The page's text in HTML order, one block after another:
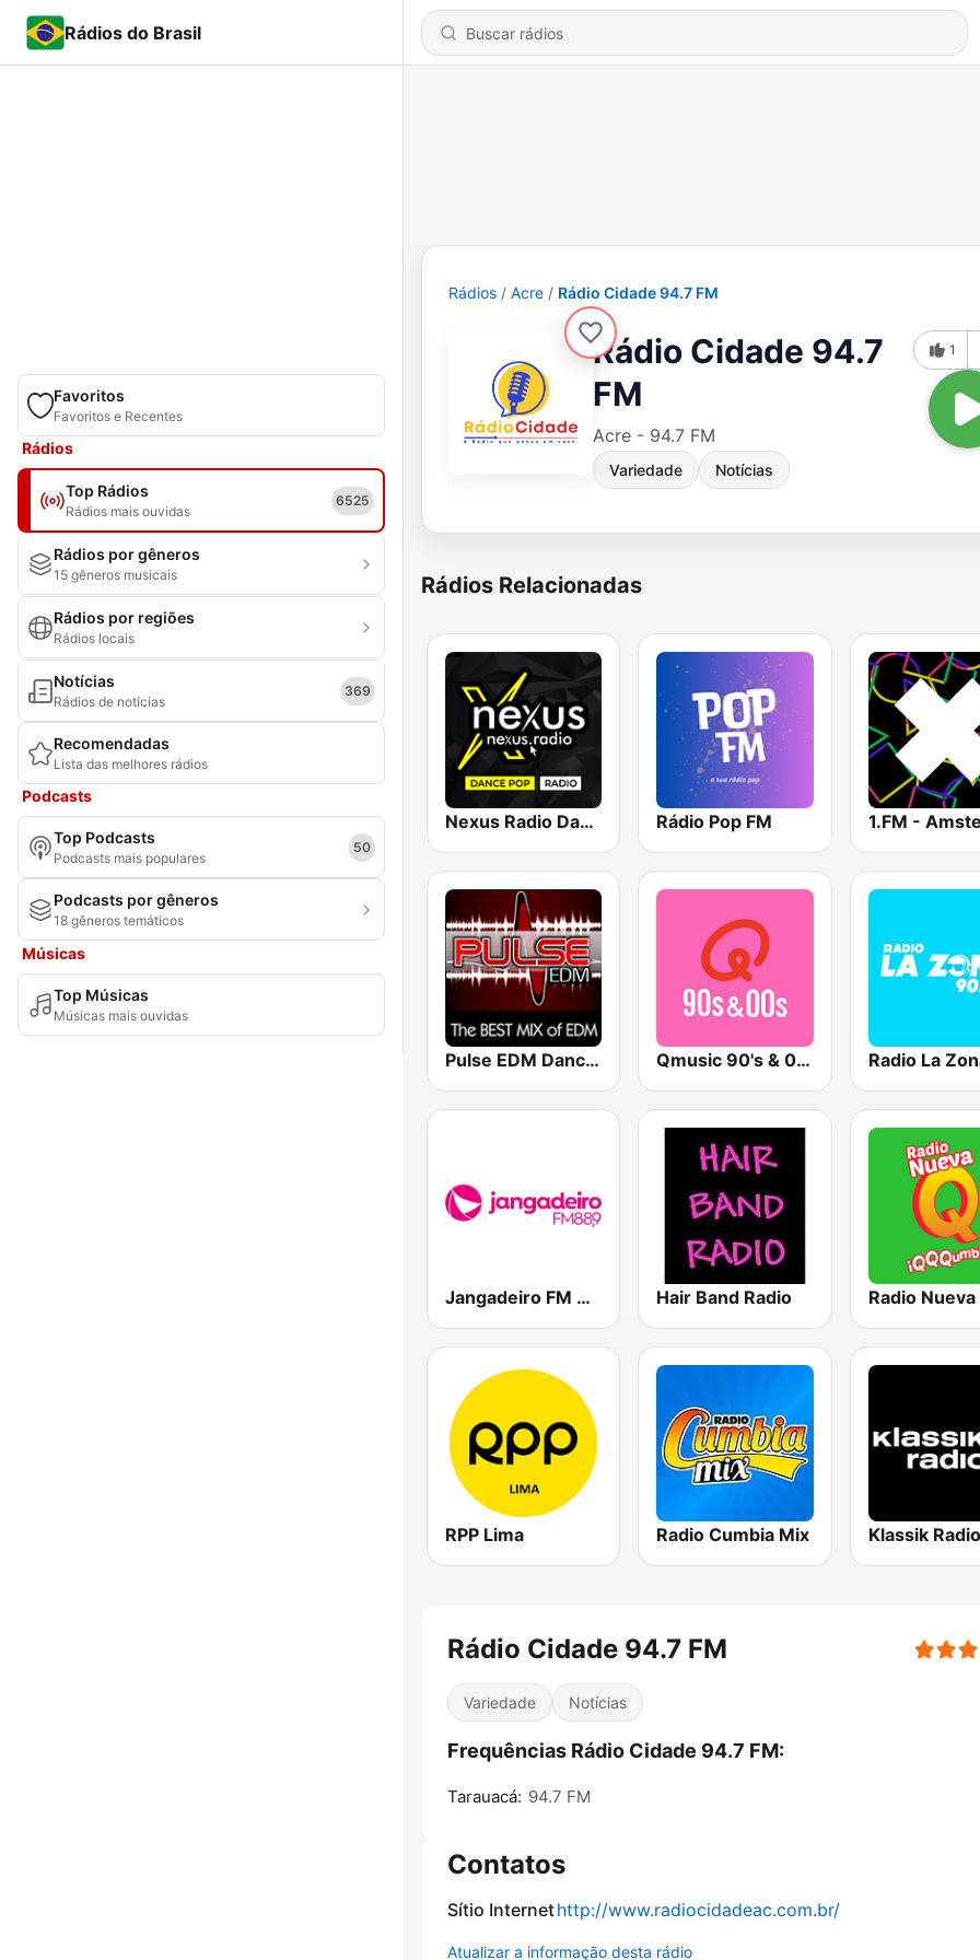
Rádios do Brasil
Favoritos
Favoritos e Recentes
Rádios
Top Rádios
Rádios mais ouvidas
6525
Rádios por gêneros
15 gêneros musicais
Rádios por regiões
Rádios locais
Notícias
Rádios de notícias
369
Recomendadas
Lista das melhores rádios
Podcasts
Top Podcasts
Podcasts mais populares
50
Podcasts por gêneros
18 gêneros temáticos
Músicas
Top Músicas
Músicas mais ouvidas
Rádios Acre Rádio Cidade 94.7 FM
Rádio Cidade 94.7
FM
Acre - 94.7 FM
Variedade Notícias
1
Rádios Relacionadas
Nexus Radio Dance Rádio Pop FM
Pulse EDM Dance Music Qmusic 90's & 00's Radio La
Jangadeiro FM 88.9 Hair Band Radio Radio Nueva
RPP Lima Radio Cumbia Mix Klassik Radio
Rádio Cidade 94.7 FM
Variedade Notícias
Frequências Rádio Cidade 94.7 FM:
Tarauacá: 94.7 FM
Contatos
Sítio Internethttp://www.radiocidadeac.com.br/
Atualizar a informação desta rádio